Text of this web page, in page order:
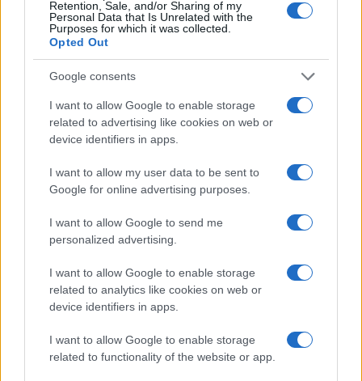
Retention, Sale, and/or Sharing of my
Personal Data that Is Unrelated with the
Purposes for which it was collected.
Opted Out
Google consents
I want to allow Google to enable storage
related to advertising like cookies on web or
device identifiers in apps.
I want to allow my user data to be sent to
Google for online advertising purposes.
I want to allow Google to send me
personalized advertising.
I want to allow Google to enable storage
related to analytics like cookies on web or
device identifiers in apps.
I want to allow Google to enable storage
related to functionality of the website or app.
Σύμφωνα με τον Θοδωρή Κατσωνόπουλο, η εκκρεμότητα
επηρεάζει τον προγραμματισμό της προσωπικής και
οικογενειακής ζωής χιλιάδων συναδέλφων που
περιμένουν την ολοκλήρωση των αποσπάσεων της
Αποσπάσεις εκπαιδευτικών: Νέα απόφαση για
Περιφερειακές Διευθύνσεις Εκπαίδευσης